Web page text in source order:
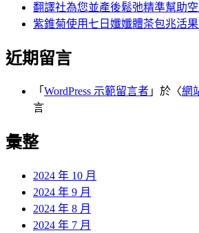
翻譯社為您並產後鬆弛精準幫助
紫錐菊使用七日孅孅體茶包兆活
近期留言
「 WordPress 示範留言者 」於〈網
言
彙整
2024 年 10 月
2024 年 9 月
2024 年 8 月
2024 年 7 月